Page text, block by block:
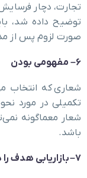
تجارت، دچار
توضیح داده شد،
صورت لزوم پس از
۶– مفهومی بودن
شعاری که انتخاب
تکمیلی در مورد
شعار معماگونه
باشد.
۷–بازاریابی هدف